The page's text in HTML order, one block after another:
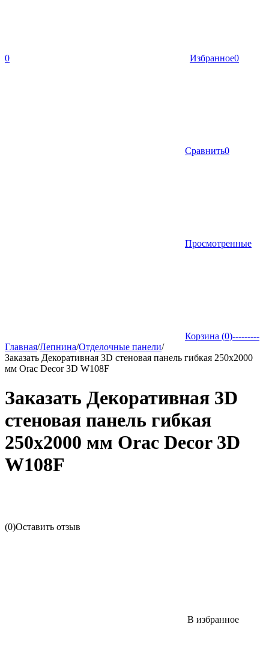
0 Избранное0
Сравнить0
Просмотренные
Корзина (0)---------
Главная/Лепнина/Отделочные панели/
Заказать Декоративная 3D стеновая панель гибкая 250х2000
мм Orac Decor 3D W108F
Заказать Декоративная 3D
стеновая панель гибкая
250х2000 мм Orac Decor 3D
W108F
(0)Оставить отзыв
В избранное